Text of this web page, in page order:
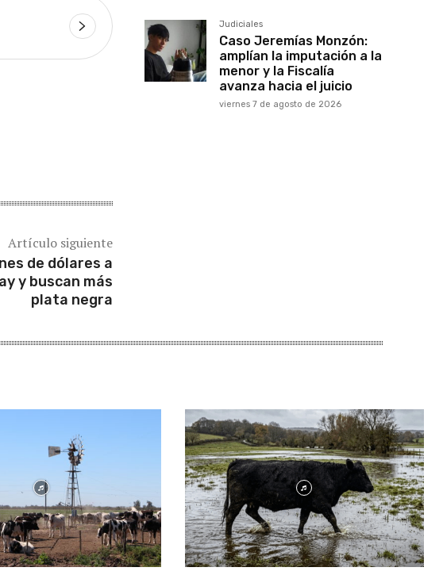
Artículo siguiente
de dólares a
y buscan más
plata negra
Judiciales
Caso Jeremías Monzón:
amplían la imputación a la
menor y la Fiscalía
avanza hacia el juicio
viernes 7 de agosto de 2026